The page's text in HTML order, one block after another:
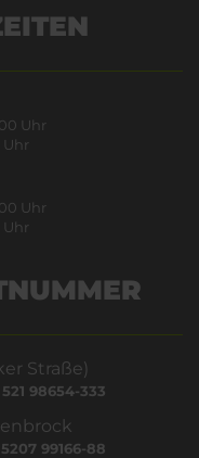
Uhr
Uhr
Uhr
Uhr
Straße)
98654-333
99166-88